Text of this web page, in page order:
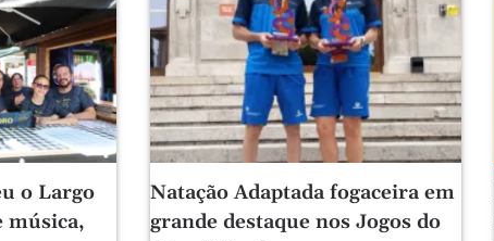
o Largo
música,
Natação Adaptada fogaceira em
grande destaque nos Jogos do